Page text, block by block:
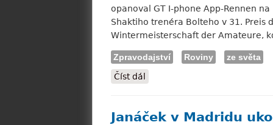
opanoval GT I-phone App-Rennen
Shaktiho trenéra Bolteho v 31.
Wintermeisterschaft der Amateure,
Zpravodajství Roviny
ze světa
Číst dál
Janáček v Madridu